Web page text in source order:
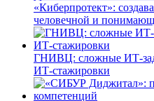
«Киберпротект»:
человечной и
ГНИВЦ: сложные
ИТ‑стажировки